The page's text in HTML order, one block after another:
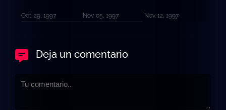
Oct. 29, 1997 Nov. 05, 1997 Nov. 12, 1997
Deja un comentario